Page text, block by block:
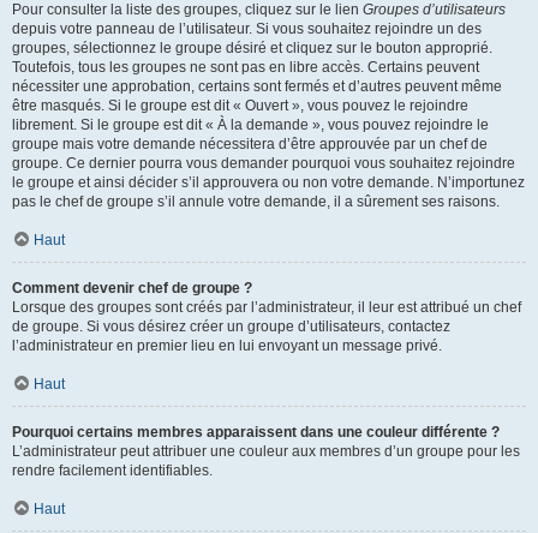
Pour consulter la liste des groupes, cliquez sur le lien Groupes d’utilisateurs
depuis votre panneau de l’utilisateur. Si vous souhaitez rejoindre un des
groupes, sélectionnez le groupe désiré et cliquez sur le bouton approprié.
Toutefois, tous les groupes ne sont pas en libre accès. Certains peuvent
nécessiter une approbation, certains sont fermés et d’autres peuvent même
être masqués. Si le groupe est dit « Ouvert », vous pouvez le rejoindre
librement. Si le groupe est dit « À la demande », vous pouvez rejoindre le
groupe mais votre demande nécessitera d’être approuvée par un chef de
groupe. Ce dernier pourra vous demander pourquoi vous souhaitez rejoindre
le groupe et ainsi décider s’il approuvera ou non votre demande. N’importunez
pas le chef de groupe s’il annule votre demande, il a sûrement ses raisons.
Haut
Comment devenir chef de groupe ?
Lorsque des groupes sont créés par l’administrateur, il leur est attribué un chef
de groupe. Si vous désirez créer un groupe d’utilisateurs, contactez
l’administrateur en premier lieu en lui envoyant un message privé.
Haut
Pourquoi certains membres apparaissent dans une couleur différente ?
L’administrateur peut attribuer une couleur aux membres d’un groupe pour les
rendre facilement identifiables.
Haut